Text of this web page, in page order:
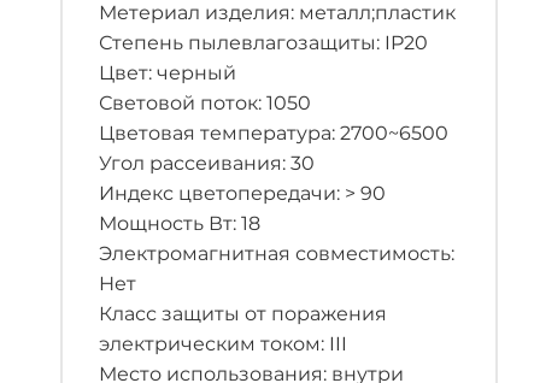
Метериал изделия: металл;пластик
Степень пылевлагозащиты: IP20
Цвет: черный
Световой поток: 1050
Цветовая температура: 2700~6500
Угол рассеивания: 30
Индекс цветопередачи: > 90
Мощность Вт: 18
Электромагнитная совместимость:
Нет
Класс защиты от поражения
электрическим током: III
Место использования: внутри